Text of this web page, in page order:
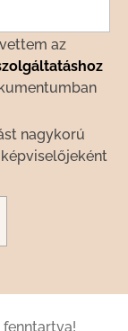
az
nagykorú